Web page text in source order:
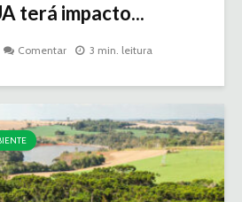
terá impacto...
Comentar 3 min. leitura